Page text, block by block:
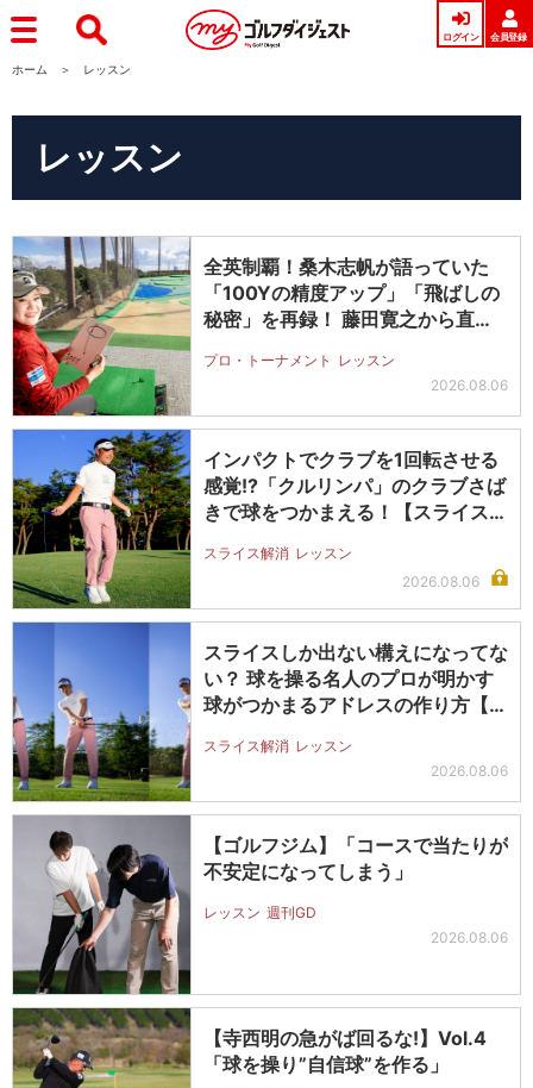
ログイン 会員登録
ホーム レッスン
レッスン
全英制覇！桑木志帆が語っていた
「100Yの精度アップ」「飛ばしの
秘密」を再録！ 藤田寛之から直接
プロ・トーナメント レッスン
2026.08.06
インパクトでクラブを1回転させる
感覚!?「クルリンパ」のクラブさば
きで球をつかまえる！【スライス完
スライス解消 レッスン
2026.08.06
スライスしか出ない構えになってな
い？ 球を操る名人のプロが明かす
球がつかまるアドレスの作り方【ス
スライス解消 レッスン
2026.08.06
【ゴルフジム】「コースで当たりが
不安定になってしまう」
レッスン 週刊GD
2026.08.06
【寺西明の急がば回るな!】Vol.4
「球を操り”自信球”を作る」